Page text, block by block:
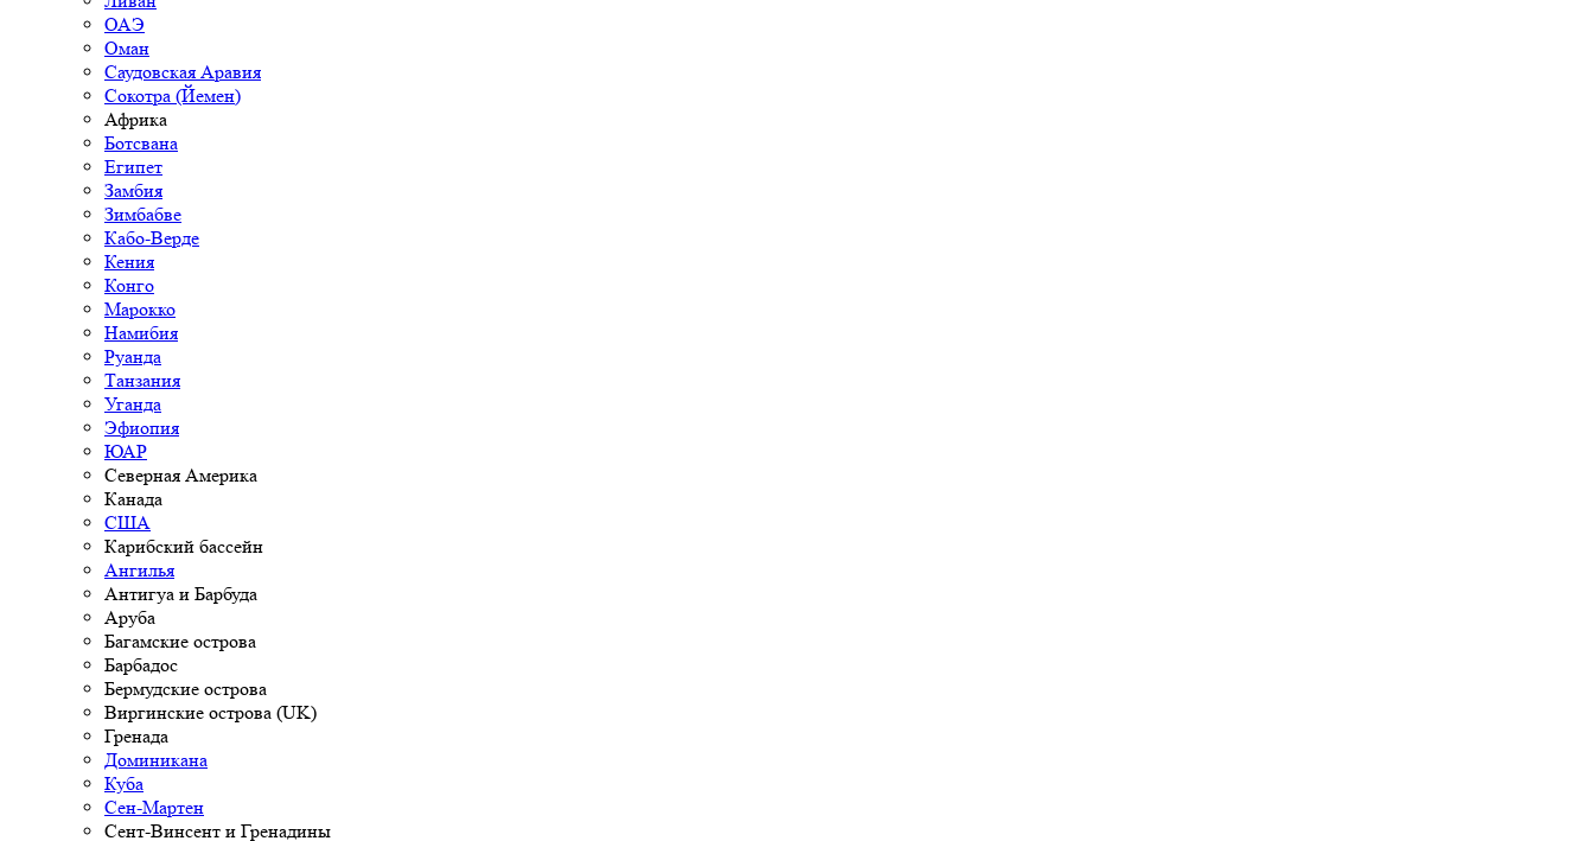
ОАЭ
Оман
Саудовская Аравия
Сокотра (Йемен)
Африка
Ботсвана
Египет
Замбия
Зимбабве
Кабо-Верде
Кения
Конго
Марокко
Намибия
Руанда
Танзания
Уганда
Эфиопия
ЮАР
Северная Америка
Канада
США
Карибский бассейн
Ангилья
Антигуа и Барбуда
Аруба
Багамские острова
Барбадос
Бермудские острова
Виргинские острова (UK)
Гренада
Доминикана
Куба
Сен-Мартен
Сент-Винсент и Гренадины